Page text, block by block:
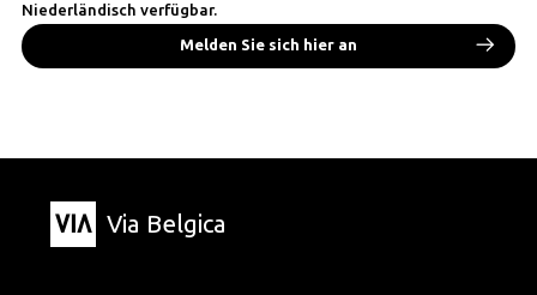
Niederländisch verfügbar.
Melden Sie sich hier an
Via Belgica